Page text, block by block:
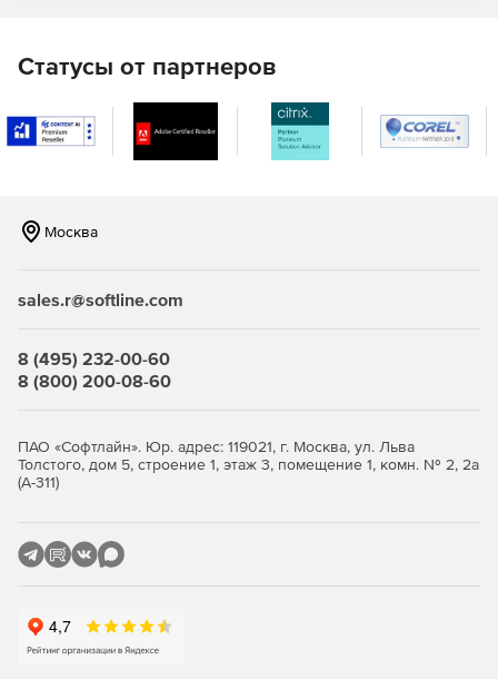
Статусы от партнеров
Москва
sales.r@softline.com
8 (495) 232-00-60
8 (800) 200-08-60
ПАО «Софтлайн». Юр. адрес: 119021, г. Москва, ул. Льва
Толстого, дом 5, строение 1, этаж 3, помещение 1, комн. № 2, 2а
(А-311)